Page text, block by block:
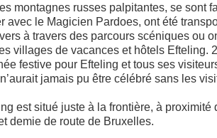
montagnes russes palpitantes, se sont
avec le Magicien Pardoes, ont été
à travers des parcours scéniques ou
villages de vacances et hôtels Efteling.
festive pour Efteling et tous ses
jamais pu être célébré sans les
est situé juste à la frontière, à proximité
demie de route de Bruxelles.